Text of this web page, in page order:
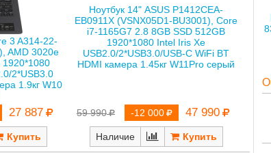
3 A314-22-
AMD 3020e
1920*1080
2*USB3.0
1.9кг W10
27 887
Ноутбук 14" ASUS P1412CEA-
EB0911X (VSNX05D1-BU3001), Core
i7-1165G7 2.8 8GB SSD 512GB
1920*1080 Intel Iris Xe
USB2.0/2*USB3.0/USB-C WiFi BT
HDMI камера 1.45кг W11Pro серый
59 990 -12 000 47 990
Наличие